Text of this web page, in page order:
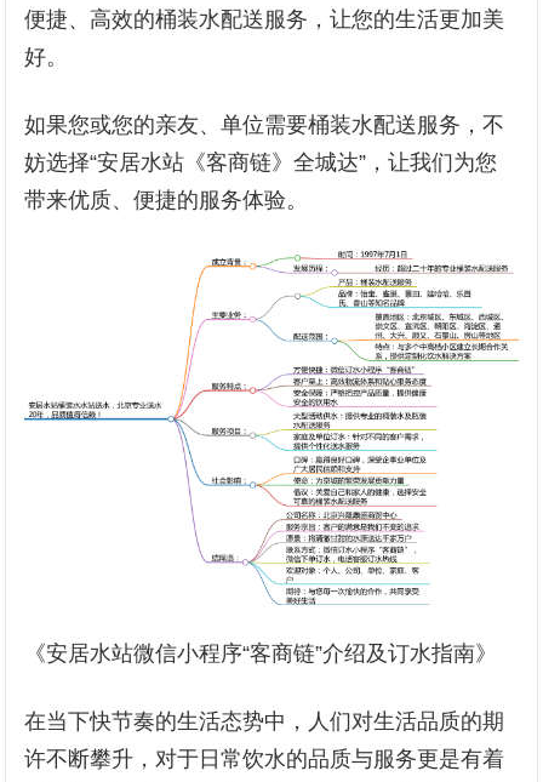
便捷、高效的桶装水配送服务，让您的生活更加美
好。
如果您或您的亲友、单位需要桶装水配送服务，不
妨选择“安居水站《客商链》全城达”，让我们为您
带来优质、便捷的服务体验。
《安居水站微信小程序“客商链”介绍及订水指南》
在当下快节奏的生活态势中，人们对生活品质的期
许不断攀升，对于日常饮水的品质与服务更是有着